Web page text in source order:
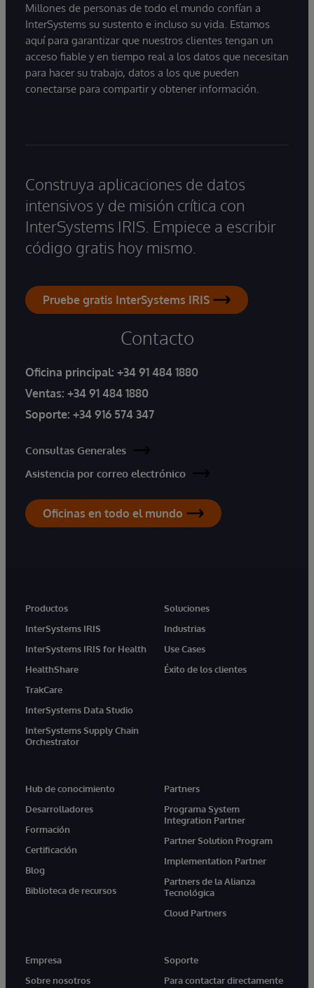
Millones de personas de todo el mundo confían a
InterSystems su sustento e incluso su vida. Estamos
aquí para garantizar que nuestros clientes tengan un
acceso fiable y en tiempo real a los datos que necesitan
para hacer su trabajo, datos a los que pueden
conectarse para compartir y obtener información.
Construya aplicaciones de datos
intensivos y de misión crítica con
InterSystems IRIS. Empiece a escribir
código gratis hoy mismo.
Pruebe gratis InterSystems IRIS
Contacto
Oficina principal: +34 91 484 1880
Ventas: +34 91 484 1880
Soporte: +34 916 574 347
Consultas Generales
Asistencia por correo electrónico
Oficinas en todo el mundo
Productos
InterSystems IRIS
InterSystems IRIS for Health
HealthShare
TrakCare
InterSystems Data Studio
InterSystems Supply Chain
Orchestrator
Soluciones
Industrias
Use Cases
Éxito de los clientes
Hub de conocimiento
Desarrolladores
Formación
Certificación
Blog
Biblioteca de recursos
Partners
Programa System
Integration Partner
Partner Solution Program
Implementation Partner
Partners de la Alianza
Tecnológica
Cloud Partners
Empresa
Sobre nosotros
Soporte
Para contactar directamente